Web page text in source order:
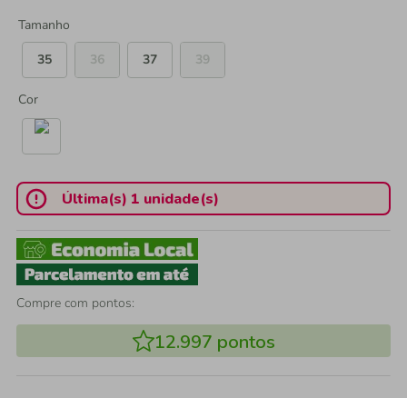
Tamanho
35
36 37 39
Cor
Última(s) 1 unidade(s)
Compre com pontos:
12.997 pontos